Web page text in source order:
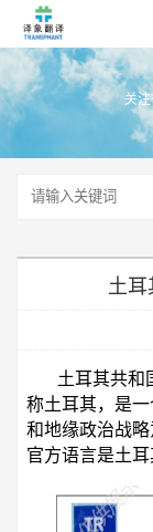
关
土
土耳其共和
称土耳其，是
和地缘政治战略
官方语言是土耳